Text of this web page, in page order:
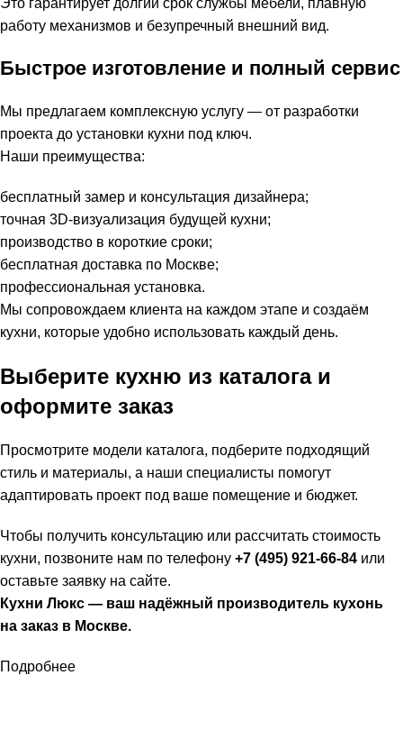
работу механизмов и безупречный внешний вид.
Быстрое изготовление и полный сервис
Мы предлагаем комплексную услугу — от разработки
проекта до установки кухни под ключ.
Наши преимущества:
бесплатный замер и консультация дизайнера;
точная 3D-визуализация будущей кухни;
производство в короткие сроки;
бесплатная доставка по Москве;
профессиональная установка.
Мы сопровождаем клиента на каждом этапе и создаём
кухни, которые удобно использовать каждый день.
Выберите кухню из каталога и
оформите заказ
Просмотрите модели каталога, подберите подходящий
стиль и материалы, а наши специалисты помогут
адаптировать проект под ваше помещение и бюджет.
Чтобы получить консультацию или рассчитать стоимость
кухни, позвоните нам по телефону +7 (495) 921-66-84 или
оставьте заявку на сайте.
Кухни Люкс — ваш надёжный производитель кухонь
на заказ в Москве.
Подробнее